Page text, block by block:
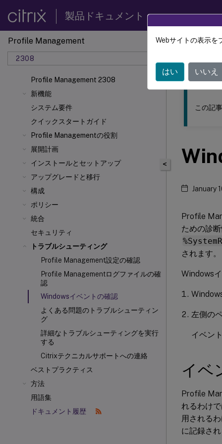
製品ドキュメント
Profile Management
2308
Profile Management 2308
新機能
システム要件
クイックスタートガイド
Profile Managementの役割
展開計画
インストールとセットアップ
アップグレードと移行
構成
ポリシー
統合
セキュリティ
トラブルシューティング
Profile Management設定の確認
Profile Managementログファイルの確
認
Windowsイベントの確認
よくある問題のトラブルシューティン
グ
詳細なトラブルシューティングを実行
する
Citrixテクニカルサポートへの連絡
ベストプラクティス
方法
用語集
ドキュメント履歴
このコンテン
<
この記
January
Profile
ための診
されます。
Windows
左側の
イベン
イベ
Profile
れるわけ
用される
に記録され
Webサイトの表示を
はい いいえ